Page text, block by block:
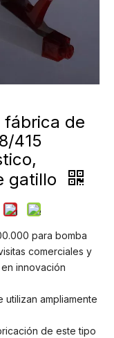
fábrica de
415
gatillo
para bomba
comerciales y
innovación
ampliamente
de este tipo